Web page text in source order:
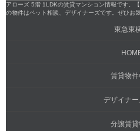
アローズ 5階 1LDKの賃貸マンション情報です。
の物件はペット相談、デザイナーズです。ぜひお
東急東
賃貸物
デザイナ
分譲賃